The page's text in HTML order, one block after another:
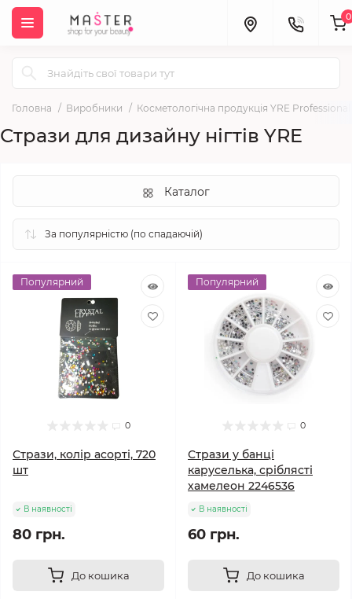
0
Головна Виробники Косметологічна продукція YRE Professional
Стрази для дизайну нігтів YRE
Каталог
Популярний
0
Стрази, колір асорті, 720
шт
В наявності
80 грн.
До кошика
Популярний
0
Стрази у банці
каруселька, сріблясті
хамелеон 2246536
В наявності
60 грн.
До кошика